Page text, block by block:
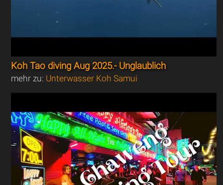
Koh Tao diving Aug 2025.- Unglaublich
mehr zu: Unterwasser Koh Samui